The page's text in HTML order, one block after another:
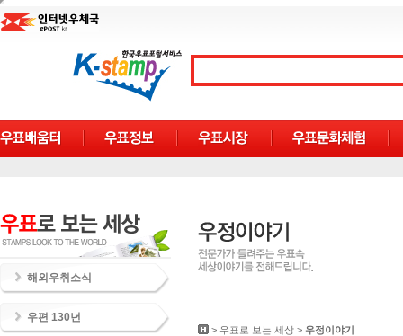
해외우취소식
우편 130년
> 우표로 보는 세상 > 우정이야기